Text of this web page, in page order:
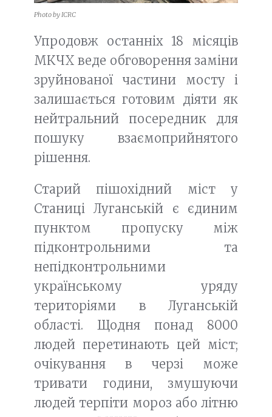
Photo by ICRC
Упродовж останніх 18 місяців
МКЧХ веде обговорення заміни
зруйнованої частини мосту і
залишається готовим діяти як
нейтральний посередник для
пошуку взаємоприйнятого
рішення.
Старий пішохідний міст у
Станиці Луганській є єдиним
пунктом пропуску між
підконтрольними та
непідконтрольними
українському уряду
територіями в Луганській
області. Щодня понад 8000
людей перетинають цей міст;
очікування в черзі може
тривати години, змушуючи
людей терпіти мороз або літню